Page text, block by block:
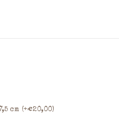
cm (+€20,00)